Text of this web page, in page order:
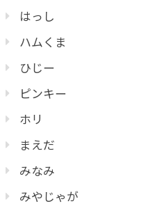
はっし
ハムくま
ひじー
ピンキー
ホリ
まえだ
みなみ
みやじゃが